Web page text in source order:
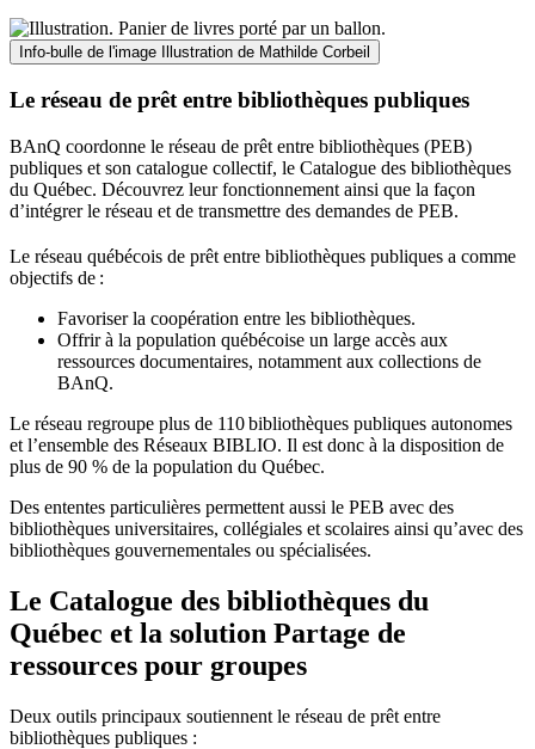
Info-bulle de l'image Illustration de Mathilde Corbeil
Le réseau de prêt entre bibliothèques publiques
BAnQ coordonne le réseau de prêt entre bibliothèques (PEB)
publiques et son catalogue collectif, le Catalogue des bibliothèques
du Québec. Découvrez leur fonctionnement ainsi que la façon
d’intégrer le réseau et de transmettre des demandes de PEB.
Le réseau québécois de prêt entre bibliothèques publiques a comme
objectifs de :
Favoriser la coopération entre les bibliothèques.
Offrir à la population québécoise un large accès aux
ressources documentaires, notamment aux collections de
BAnQ.
Le réseau regroupe plus de 110bibliothèques publiques autonomes
et l’ensemble des Réseaux BIBLIO. Il est donc à la disposition de
plus de 90 % de la population du Québec.
Des ententes particulières permettent aussi le PEB avec des
bibliothèques universitaires, collégiales et scolaires ainsi qu’avec des
bibliothèques gouvernementales ou spécialisées.
Le Catalogue des bibliothèques du
Québec et la solution Partage de
ressources pour groupes
Deux outils principaux soutiennent le réseau de prêt entre
bibliothèques publiques :